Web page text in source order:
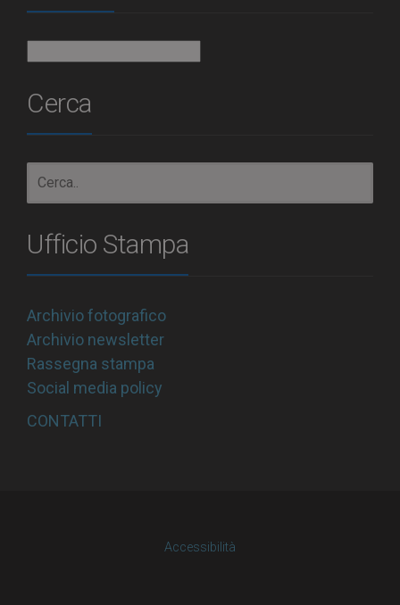
Cerca
Ufficio Stampa
Archivio fotografico
Archivio newsletter
Rassegna stampa
Social media policy
CONTATTI
Accessibilità